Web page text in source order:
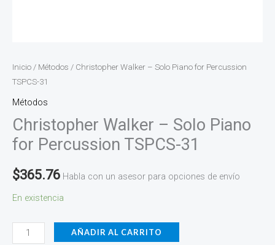
Inicio / Métodos / Christopher Walker – Solo Piano for Percussion
TSPCS-31
Métodos
Christopher Walker – Solo Piano
for Percussion TSPCS-31
$365.76 Habla con un asesor para opciones de envío
En existencia
AÑADIR AL CARRITO